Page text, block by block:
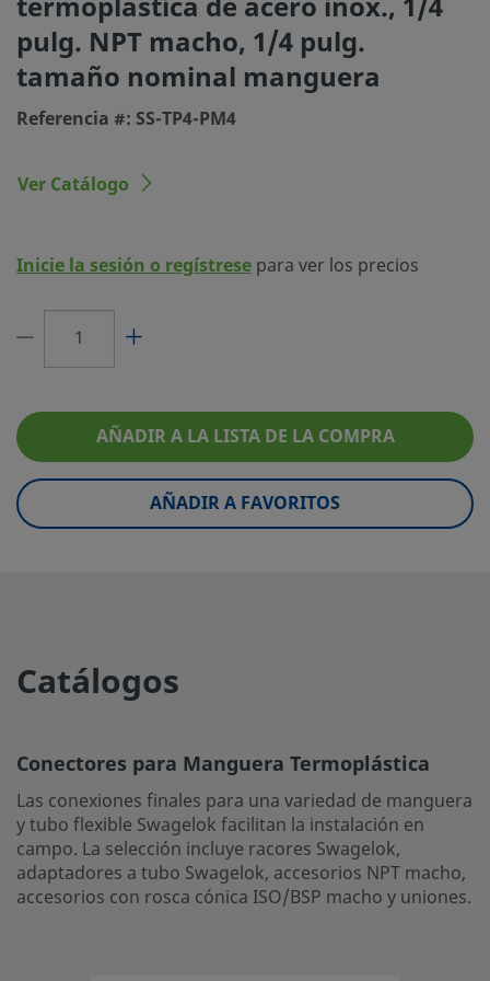
Tamaño de la Manguera
1/4 pulg.
eClass (4.1)
37110306
eClass (5.1.4)
eClass (6.0)
eClass (10.1)
37119200
UNSPSC (4.03)
UNSPSC (10.0)
UNSPSC (13.0601)
40141734
UNSPSC (15.1)
40141734
UNSPSC (17.1001)
39120000
incluye racores Swagelok, adaptadores a tubo Swagelok,
NPT macho, accesorios con rosca cónica ISO/BSP
Contacto
Si tiene preguntas sobre este producto, contacte con su
local autorizado de ventas y servicio. También pueden
sobre los servicios de apoyo para ayudarle a sacar el
pulg. NPT macho, 1/4 pulg.
tamaño nominal manguera
Referencia #: SS-TP4-PM4
Ver Catálogo
Inicie la sesión o regístrese para ver los precios
AÑADIR A LA LISTA DE LA COMPRA
AÑADIR A FAVORITOS
Catálogos
Conectores para Manguera Termoplástica
Las conexiones finales para una variedad de manguera
y tubo flexible Swagelok facilitan la instalación en
campo. La selección incluye racores Swagelok,
adaptadores a tubo Swagelok, accesorios NPT macho,
accesorios con rosca cónica ISO/BSP macho y uniones.